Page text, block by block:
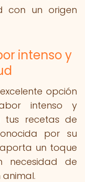
con un origen
intenso y
opción
intenso y
tus recetas de
por su
un toque
necesidad de